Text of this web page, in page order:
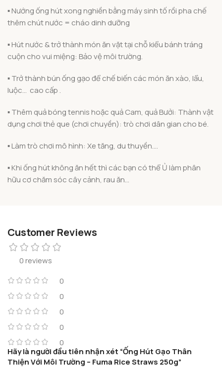
▪️ Nướng ống hút xong nghiền bằng máy sinh tố rồi pha chế
thêm chút nước = cháo dinh dưỡng
▪️ Hút nước & trở thành món ăn vặt tại chỗ kiểu bánh tráng
cuộn cho vui miệng: Bảo vệ môi trường.
▪️ Trở thành bún ống gạo để chế biến các món ăn xào, lẩu,
luộc… cao cấp .
▪️ Thêm quả bóng tennis hoặc quả Cam, quả Bưởi: Thành vật
dụng chơi thẻ que (chơi chuyền): trò chơi dân gian cho bé.
▪️ Làm trò chơi mô hình: Xe tăng, du thuyền….
▪️ Khi ống hút không ăn hết thì các bạn có thể Ủ làm phân
hữu cơ chăm sóc cây cảnh, rau ăn…
Customer Reviews
0 reviews
0
0
0
0
0
Hãy là người đầu tiên nhận xét “Ống Hút Gạo Thân
Thiện Với Môi Trường – Fuma Rice Straws 250g”